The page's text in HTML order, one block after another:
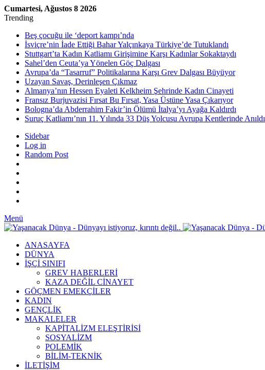
Cumartesi, Ağustos 8 2026
Trending
Beş çocuğu ile ‘deport kampı’nda
İsviçre’nin İade Ettiği Bahar Yalçınkaya Türkiye’de Tutuklandı
Stuttgart’ta Kadın Katliamı Girişimine Karşı Kadınlar Sokaktaydı
Sahel’den Ceuta’ya Yönelen Göç Dalgası
Avrupa’da “Tasarruf” Politikalarına Karşı Grev Dalgası Büyüyor
Uzayan Savaş, Derinleşen Çıkmaz
Almanya’nın Hessen Eyaleti Kelkheim Şehrinde Kadın Cinayeti
Fransız Burjuvazisi Fırsat Bu Fırsat, Yasa Üstüne Yasa Çıkarıyor
Bologna’da Abderrahim Fakir’in Ölümü İtalya’yı Ayağa Kaldırdı
Suruç Katliamı’nın 11. Yılında 33 Düş Yolcusu Avrupa Kentlerinde Anıldı
Sidebar
Log in
Random Post
Menü
ANASAYFA
DÜNYA
İŞÇİ SINIFI
GREV HABERLERİ
KAZA DEĞİL CİNAYET
GÖÇMEN EMEKÇİLER
KADIN
GENÇLİK
MAKALELER
KAPİTALİZM ELEŞTİRİSİ
SOSYALİZM
POLEMİK
BİLİM-TEKNİK
ILETIŞIM